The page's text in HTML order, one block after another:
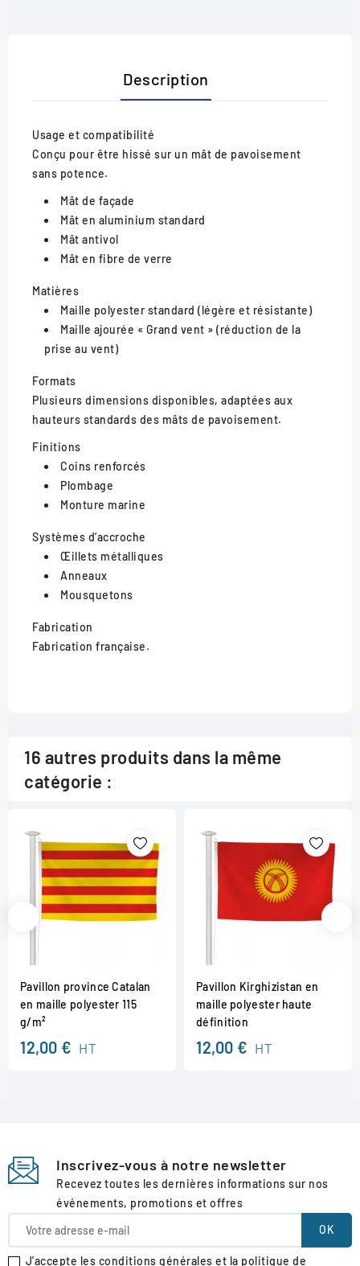
Description
Usage et compatibilité
Conçu pour être hissé sur un mât de pavoisement
sans potence.
Mât de façade
Mât en aluminium standard
Mât antivol
Mât en fibre de verre
Matières
Maille polyester standard (légère et résistante)
Maille ajourée « Grand vent » (réduction de la
prise au vent)
Formats
Plusieurs dimensions disponibles, adaptées aux
hauteurs standards des mâts de pavoisement.
Finitions
Coins renforcés
Plombage
Monture marine
Systèmes d’accroche
Œillets métalliques
Anneaux
Mousquetons
Fabrication
Fabrication française.
16 autres produits dans la même
catégorie :
Pavillon province Catalan
en maille polyester 115
g/m²
12,00 € HT
Pavillon Kirghizistan en
maille polyester haute
définition
12,00 € HT
Inscrivez-vous à notre newsletter
Recevez toutes les dernières informations sur nos
événements, promotions et offres
J'accepte les conditions générales et la politique de